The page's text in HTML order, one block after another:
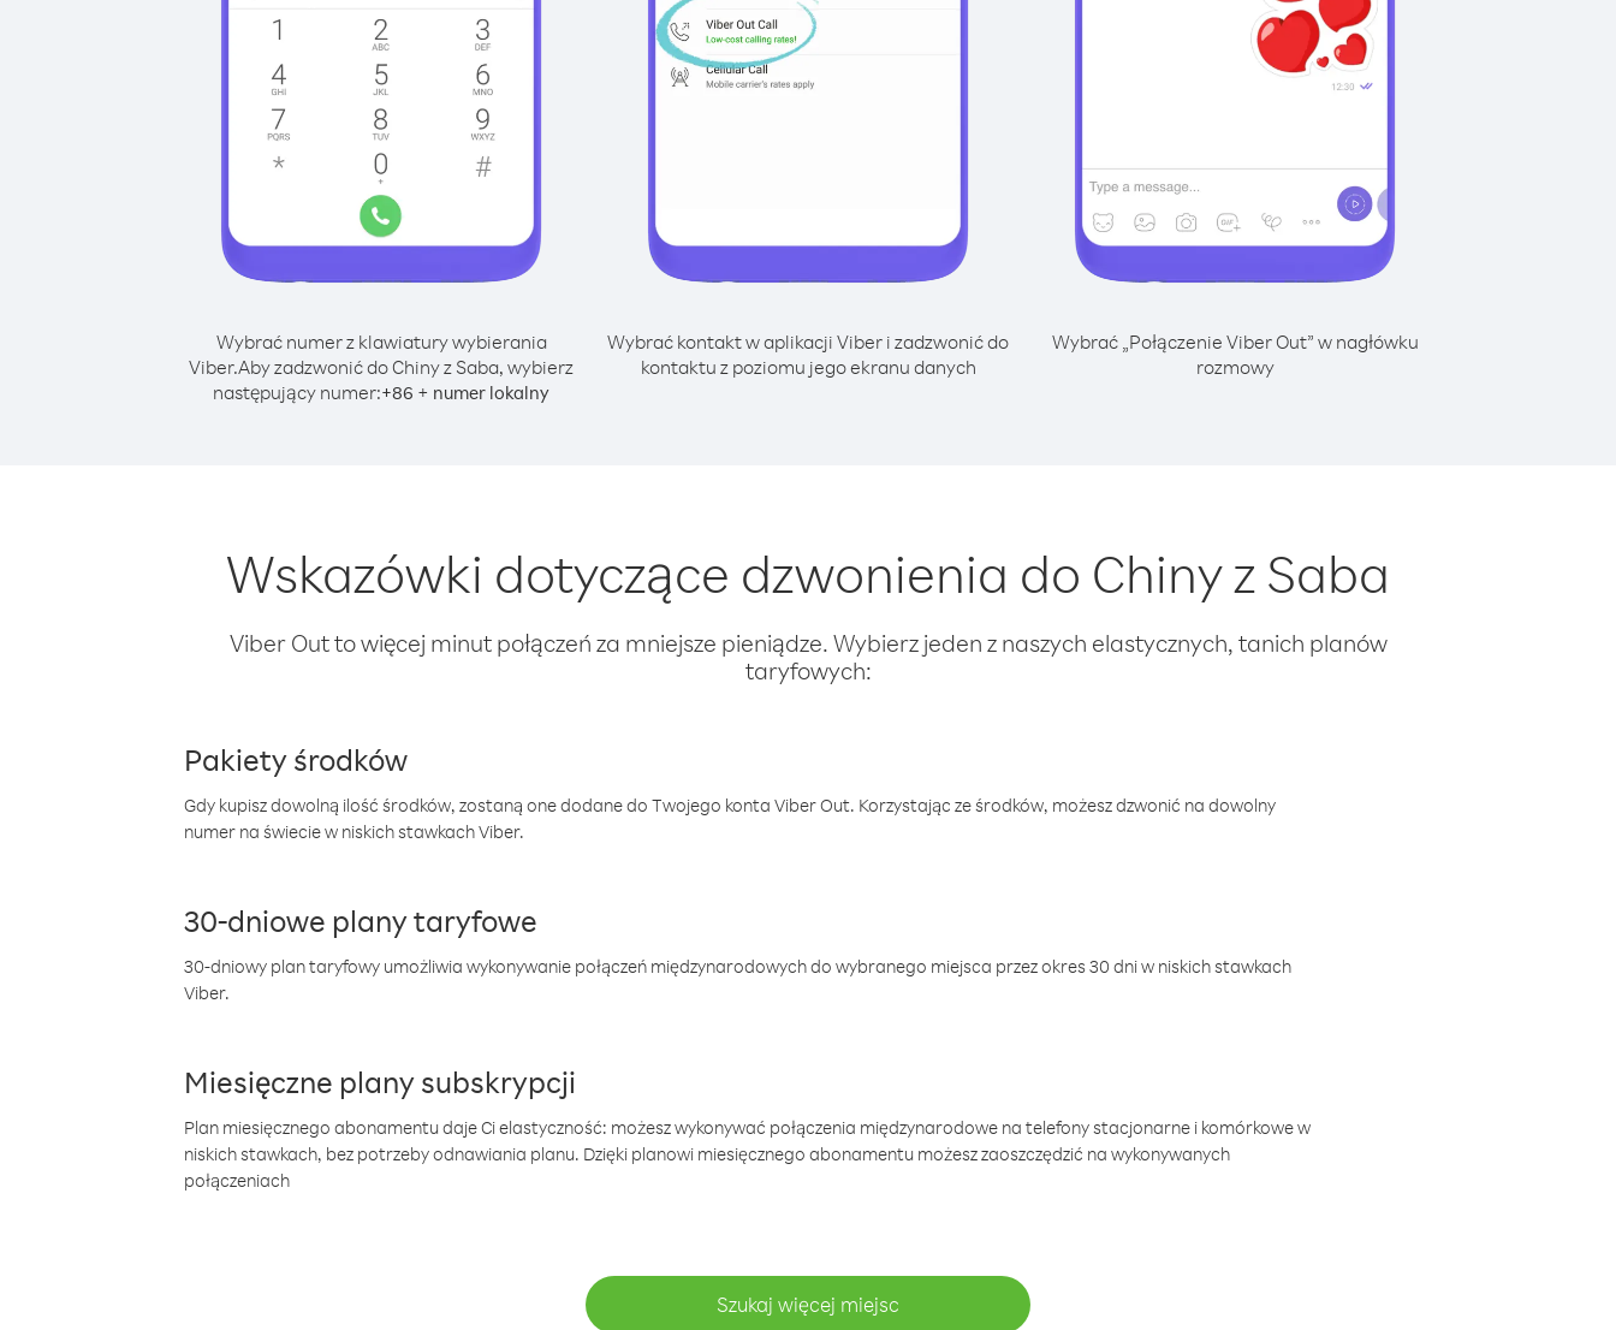
Wybrać numer z klawiatury wybierania
Viber.Aby zadzwonić do Chiny z Saba, wybierz
następujący numer:+86 + numer lokalny
Wybrać kontakt w aplikacji Viber i zadzwonić do
kontaktu z poziomu jego ekranu danych
Wybrać „Połączenie Viber Out” w nagłówku
rozmowy
Wskazówki dotyczące dzwonienia do Chiny z Saba
Viber Out to więcej minut połączeń za mniejsze pieniądze. Wybierz jeden z naszych elastycznych, tanich planów
taryfowych:
Pakiety środków
Gdy kupisz dowolną ilość środków, zostaną one dodane do Twojego konta Viber Out. Korzystając ze środków, możesz dzwonić na dowolny
numer na świecie w niskich stawkach Viber.
30-dniowe plany taryfowe
30-dniowy plan taryfowy umożliwia wykonywanie połączeń międzynarodowych do wybranego miejsca przez okres 30 dni w niskich stawkach
Viber.
Miesięczne plany subskrypcji
Plan miesięcznego abonamentu daje Ci elastyczność: możesz wykonywać połączenia międzynarodowe na telefony stacjonarne i komórkowe w
niskich stawkach, bez potrzeby odnawiania planu. Dzięki planowi miesięcznego abonamentu możesz zaoszczędzić na wykonywanych
połączeniach
Szukaj więcej miejsc